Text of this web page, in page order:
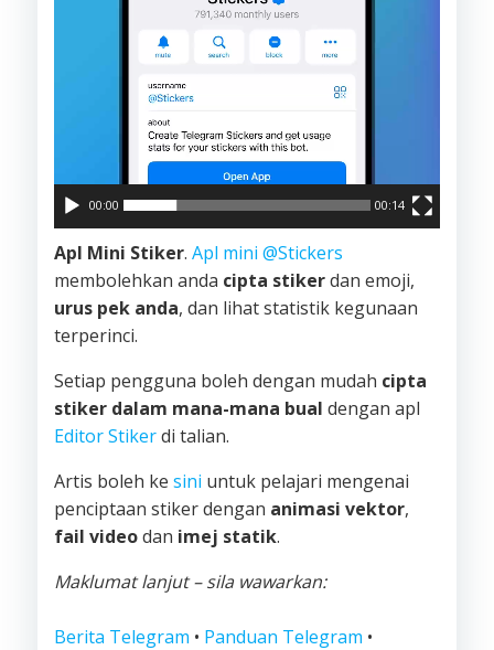
00:00 00:14
Apl Mini Stiker. Apl mini @Stickers
membolehkan anda cipta stikerdan emoji,
urus pek anda, dan lihat statistik kegunaan
terperinci.
Setiap pengguna boleh dengan mudah cipta
stiker dalam mana-mana bual dengan apl
Editor Stikerdi talian.
Artis boleh ke sini untuk pelajari mengenai
penciptaan stiker dengan animasi vektor,
fail videodan imej statik.
Maklumat lanjut – sila wawarkan:
Berita Telegram • Panduan Telegram •